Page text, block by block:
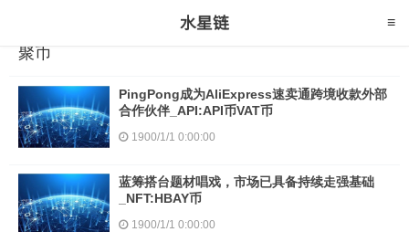
聚币
PingPong成为AliExpress速卖通跨境收款外部
合作伙伴_API:API币VAT币
1900/1/1 0:00:00
蓝筹搭台题材唱戏，市场已具备持续走强基础
_NFT:HBAY币
1900/1/1 0:00:00